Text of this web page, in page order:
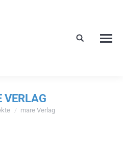
VERLAG
sich hier:mare Verlag